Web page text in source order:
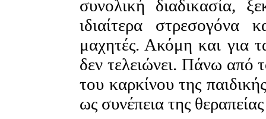
συνολική διαδικασία,
ιδιαίτερα στρεσογόνα
μαχητές. Ακόμη και για
δεν τελειώνει. Πάνω από
του καρκίνου της
ως συνέπεια της